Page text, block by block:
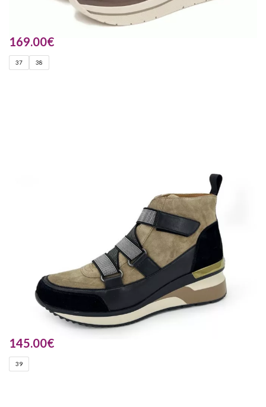
169.00€
37 38
145.00€
39